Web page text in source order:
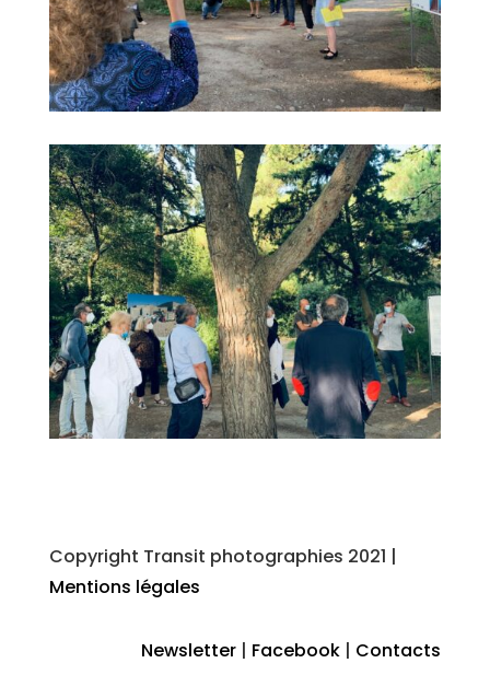
Copyright Transit photographies 2021 |
Mentions légales
Newsletter | Facebook | Contacts